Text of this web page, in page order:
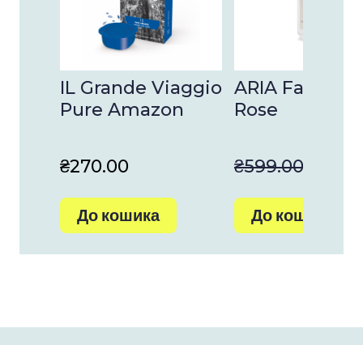
IL Grande Viaggio
Pure Amazon
₴270.00
До кошика
ARIA Face
Rose
₴599.00
До кошика